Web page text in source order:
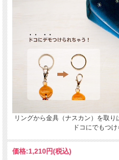
コデモマ
全商品無料で焼きペンで名入れいたします。
・漢字不可、ひらがな・カタカナ・英数字で
・メガネ小物スタンドのみ15文字まで
＊ 詳しくはこちらから
リングから金具（ナスカン）を取
ドコにでもつ
価格:1,210円(税込)